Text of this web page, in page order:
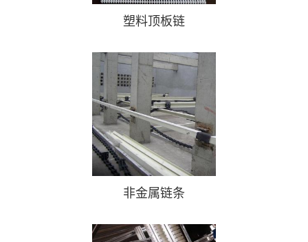
塑料顶板链
非金属链条